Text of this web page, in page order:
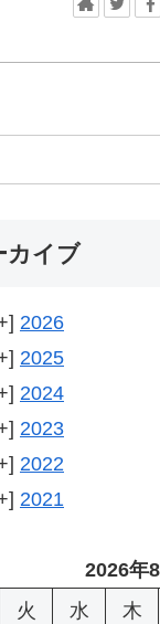
カイブ
2026
2025
2024
2023
2022
2021
2026年8
火 水 木